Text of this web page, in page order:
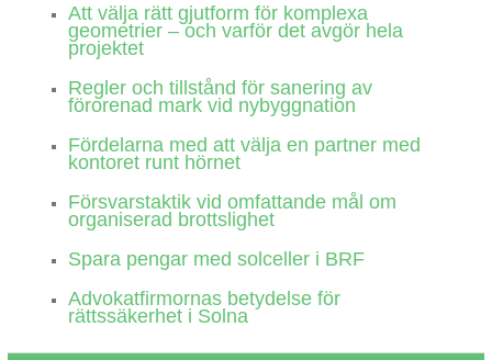
Att välja rätt gjutform för komplexa
geometrier – och varför det avgör hela
projektet
Regler och tillstånd för sanering av
förorenad mark vid nybyggnation
Fördelarna med att välja en partner med
kontoret runt hörnet
Försvarstaktik vid omfattande mål om
organiserad brottslighet
Spara pengar med solceller i BRF
Advokatfirmornas betydelse för
rättssäkerhet i Solna